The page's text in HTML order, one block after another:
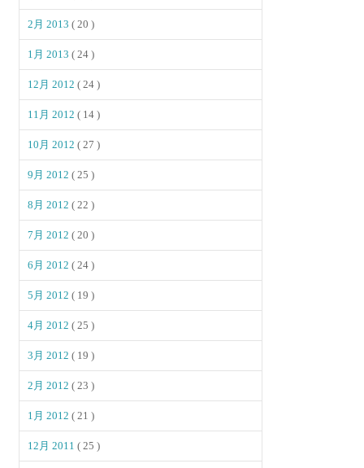
2月 2013( 20 )
1月 2013( 24 )
12月 2012( 24 )
11月 2012( 14 )
10月 2012( 27 )
9月 2012( 25 )
8月 2012( 22 )
7月 2012( 20 )
6月 2012( 24 )
5月 2012( 19 )
4月 2012( 25 )
3月 2012( 19 )
2月 2012( 23 )
1月 2012( 21 )
12月 2011( 25 )